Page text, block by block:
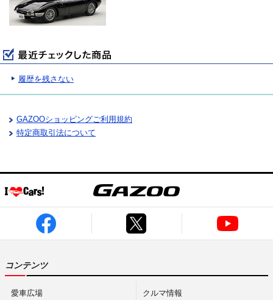
履歴を残さない
GAZOOショッピングご利用規約
特定商取引法について
コンテンツ
愛車広場 クルマ情報